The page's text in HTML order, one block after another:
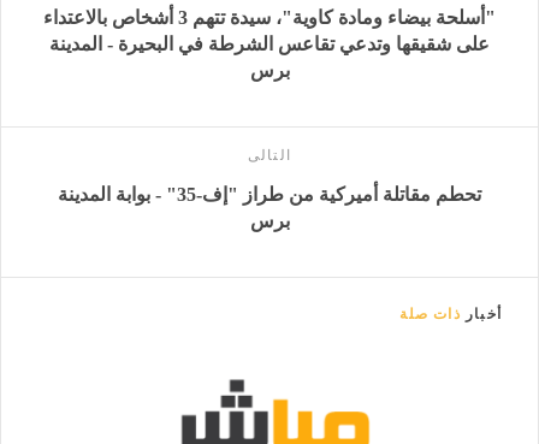
"أسلحة بيضاء ومادة كاوية"، سيدة تتهم 3 أشخاص بالاعتداء
على شقيقها وتدعي تقاعس الشرطة في البحيرة - المدينة
برس
التالى
تحطم مقاتلة أميركية من طراز "إف-35" - بوابة المدينة
برس
أخبار ذات صلة